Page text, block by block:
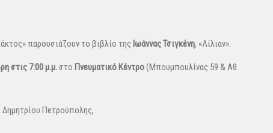
παρουσιάζουν το βιβλίο της Ιωάννας Τσιγκένη, «Λίλιαν».
στις 7:00 μ.μ.στο Πνευματικό Κέντρο(Μπουμπουλίνας 59 & Αθ.
Πετρούπολης,